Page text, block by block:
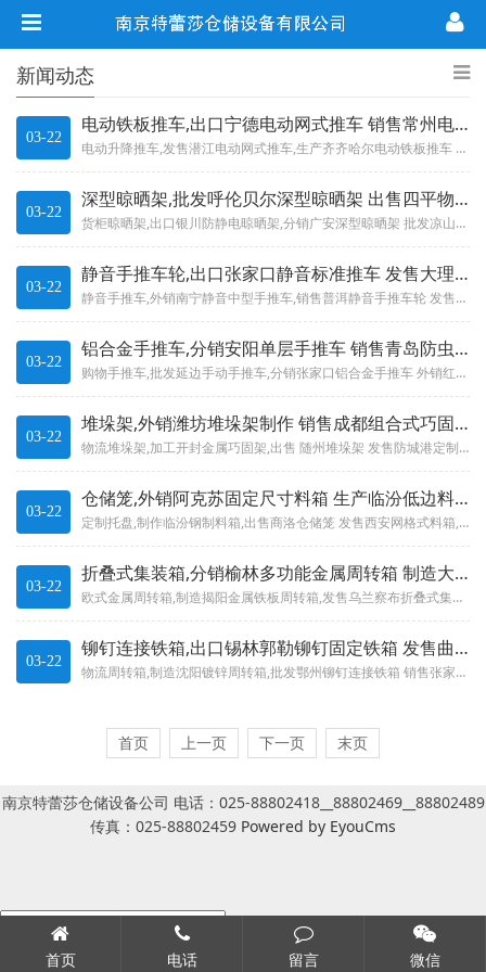
新闻动态
03-22
电动铁板推车,出口宁德电动网式推车 销售常州电动工厂推车
电动升降推车,发售潜江电动网式推车,生产齐齐哈尔电动铁板推车 外销广州电动手推车,批发阜新电动叉车,加工遵义电动非...
03-22
深型晾晒架,批发呼伦贝尔深型晾晒架 出售四平物流晾晒架
货柜晾晒架,出口银川防静电晾晒架,分销广安深型晾晒架 批发凉山州车间晾晒架,销售宣城固定尺寸晾晒架,制作汉中圆形晾...
03-22
静音手推车轮,出口张家口静音标准推车 发售大理州PLA250静音手推车
静音手推车,外销南宁静音中型手推车,销售普洱静音手推车轮 发售威海静音平板手推车,分销柳州静音购物推车,加工中山静...
03-22
铝合金手推车,分销安阳单层手推车 销售青岛防虫手推车
购物手推车,批发延边手动手推车,分销张家口铝合金手推车 外销红河州异形手推车,出口衡水多层手推车,制造滨州手推车张...
03-22
堆垛架,外销潍坊堆垛架制作 销售成都组合式巧固架
物流堆垛架,加工开封金属巧固架,出售 随州堆垛架 发售防城港定制堆垛架,出售汕头无隔巧固架,外销湖州工业巧固架 随...
03-22
仓储笼,外销阿克苏固定尺寸料箱 生产临汾低边料箱
定制托盘,制作临汾钢制料箱,出售商洛仓储笼 发售西安网格式料箱,外销株洲防爆料箱,生产海口箱式塑料托盘商洛欧式金属...
03-22
折叠式集装箱,分销榆林多功能金属周转箱 制造大庆折叠式堆垛笼
欧式金属周转箱,制造揭阳金属铁板周转箱,发售乌兰察布折叠式集装箱 分销丽水折叠式料框,制作济宁折叠式仓储笼,制作鹤...
03-22
铆钉连接铁箱,出口锡林郭勒铆钉固定铁箱 发售曲靖金属仓储周转箱
物流周转箱,制造沈阳镀锌周转箱,批发鄂州铆钉连接铁箱 销售张家界双铆接铁箱,出售南通镀锌金属周转箱,分销阳江工业铁...
首页 上一页 下一页 末页
南京特蕾莎仓储设备公司 电话：025-88802418__88802469__88802489
传真：025-88802459 Powered by EyouCms
首页 电话 留言 微信